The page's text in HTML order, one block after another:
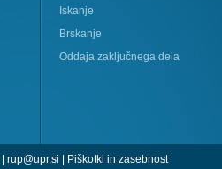
Iskanje
Brskanje
Oddaja zaključnega dela
rup@upr.si | Piškotki in zasebnost